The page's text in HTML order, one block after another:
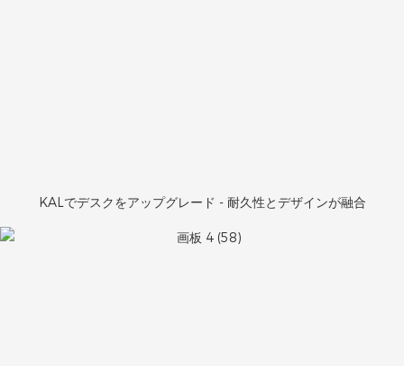
KALでデスクをアップグレード - 耐久性とデザインが融合